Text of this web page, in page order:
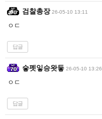
검찰총장 26-05-10 13:11
ㅇㄷ
답글
슿펫잏승왓듷 26-05-10 13:26
ㅇㄷ
답글